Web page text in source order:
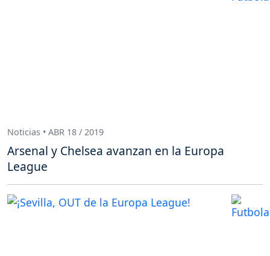
Noticias • ABR 18 / 2019
Arsenal y Chelsea avanzan en la Europa
League